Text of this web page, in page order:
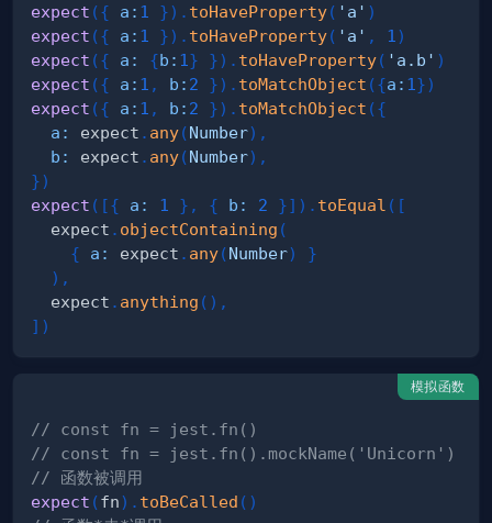
expect ({ a : 1 }) . toHaveProperty( 'a' )
expect ({ a : 1 }) . toHaveProperty( 'a' , 1 )
expect ({ a : {b : 1 } }) . toHaveProperty( 'a.b' )
expect ({ a : 1 , b : 2 }) . toMatchObject ({a : 1 })
expect ({ a : 1 , b : 2 }) . toMatchObject ({
a : expect . any(Number) ,
b : expect . any(Number) ,
})
expect ( [{ a : 1 } , { b : 2 }] ) . toEqual ( [
  expect
. objectContaining (
{
a : expect . any(Number)
}
) ,
  expect
. anything ( ) ,
] )
模拟函数
// const fn = jest.fn()
// const fn = jest.fn().mockName('Unicorn') --
// 函数被调用
expect (fn) . toBeCalled ( )